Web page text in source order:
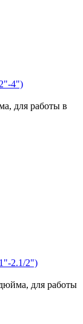
4")
для работы в
2.1/2")
для работы